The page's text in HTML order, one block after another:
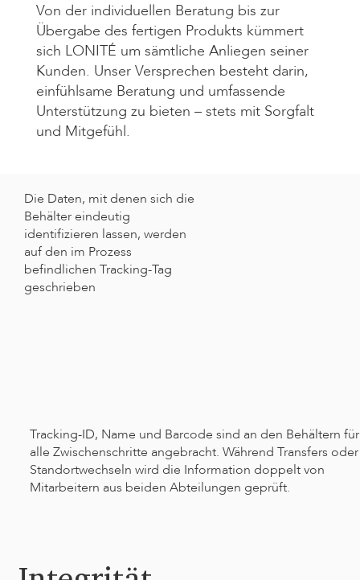
Von der individuellen Beratung bis zur
Übergabe des fertigen Produkts kümmert
sich LONITÉ um sämtliche Anliegen seiner
Kunden. Unser Versprechen besteht darin,
einfühlsame Beratung und umfassende
Unterstützung zu bieten – stets mit Sorgfalt
und Mitgefühl.
Die Daten, mit denen sich die
Behälter eindeutig
identifizieren lassen, werden
auf den im Prozess
befindlichen Tracking-Tag
geschrieben
Tracking-ID, Name und Barcode sind an den Behältern für
alle Zwischenschritte angebracht. Während Transfers oder
Standortwechseln wird die Information doppelt von
Mitarbeitern aus beiden Abteilungen geprüft.